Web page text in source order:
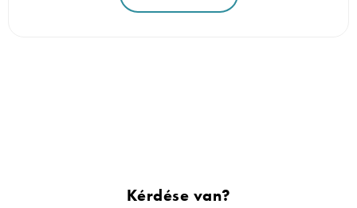
Kérdése van?